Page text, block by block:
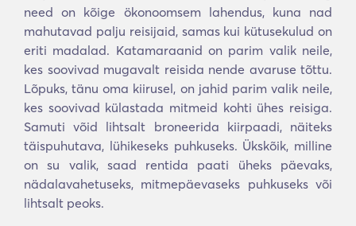
need on kõige ökonoomsem lahendus, kuna nad
mahutavad palju reisijaid, samas kui kütusekulud on
eriti madalad. Katamaraanid on parim valik neile,
kes soovivad mugavalt reisida nende avaruse tõttu.
Lõpuks, tänu oma kiirusel, on jahid parim valik neile,
kes soovivad külastada mitmeid kohti ühes reisiga.
Samuti võid lihtsalt broneerida kiirpaadi, näiteks
täispuhutava, lühikeseks puhkuseks. Ükskõik, milline
on su valik, saad rentida paati üheks päevaks,
nädalavahetuseks, mitmepäevaseks puhkuseks või
lihtsalt peoks.